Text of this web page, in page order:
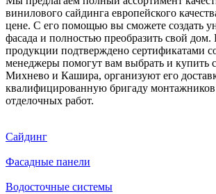
винилового сайдинга европейского
цене. С его помощью вы сможете создать
фасада и полностью преобразить свой дом.
продукции подтверждено сертификатами
менеджеры помогут вам выбрать и купить
Михнево и Кашира, организуют его
квалифицированную бригаду монтажников
отделочных работ.
Сайдинг
Фасадные панели
Водосточные системы